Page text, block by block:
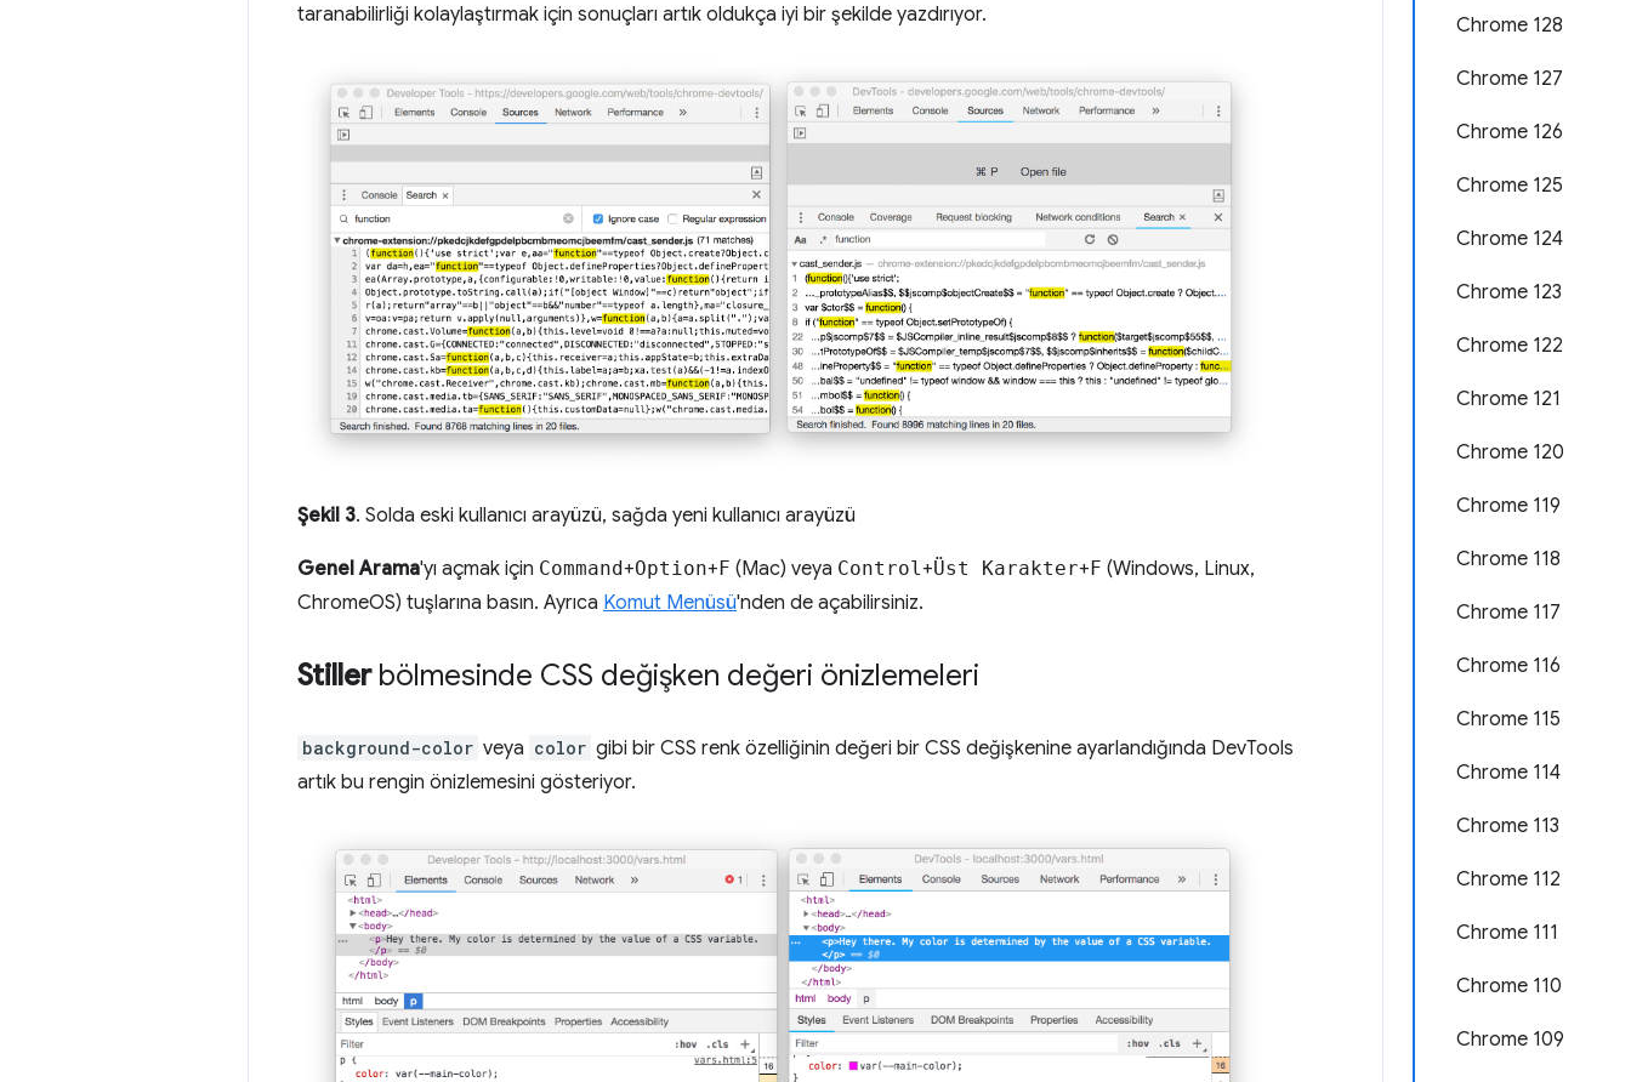
Chrome 128
Chrome 127
Chrome 126
Chrome 125
Chrome 124
Chrome 123
Chrome 122
Chrome 121
Chrome 120
Chrome 119
Chrome 118
Chrome 117
Chrome 116
Chrome 115
Chrome 114
Chrome 113
Chrome 112
Chrome 111
Chrome 110
Chrome 109
taranabilirliği kolaylaştırmak için sonuçları artık oldukça iyi bir şekilde yazdırıyor.
Şekil 3. Solda eski kullanıcı arayüzü, sağda yeni kullanıcı arayüzü
Genel Arama'yı açmak için Command+Option+F (Mac) veya Control +Üst Karakter+F (Windows, Linux,
ChromeOS) tuşlarına basın. Ayrıca Komut Menüsü'nden de açabilirsiniz.
Stillerbölmesinde CSS değişken değeri önizlemeleri
background-color veya color gibi bir CSS renk özelliğinin değeri bir CSS değişkenine ayarlandığında DevTools
artık bu rengin önizlemesini gösteriyor.